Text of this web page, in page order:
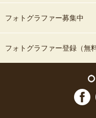
フォトグラファー募集中
フォトグラファー登録（無料